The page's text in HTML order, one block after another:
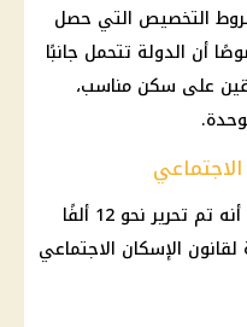
التخصيص التي حصل
أن الدولة تتحمل جانبًا
على سكن مناسب،
كشفت المهندسة مي عبد الحميد أنه تم تحرير نحو 12 ألفًا
لقانون الإسكان الاجتماعي